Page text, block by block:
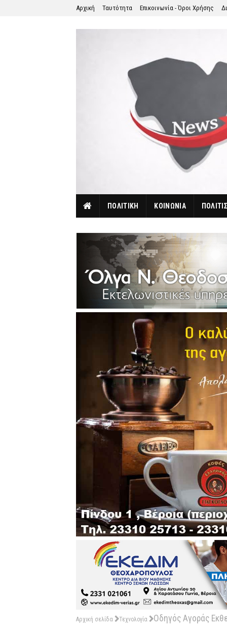
Αρχική Ταυτότητα Επικοινωνία - Όροι Χρήσης
ΠΟΛΙΤΙΚΗ ΚΟΙΝΩΝΙΑ
Αρχική σελίδα Τεχνολογία Οδηγός Αγοράς